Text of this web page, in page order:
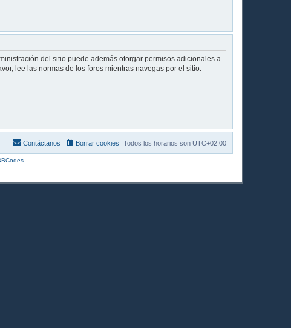
del sitio puede además otorgar permisos adicionales a
lee las normas de los foros mientras navegas por el sitio.
Todos los horarios son UTC+02:00
Borrar cookies
Contáctanos